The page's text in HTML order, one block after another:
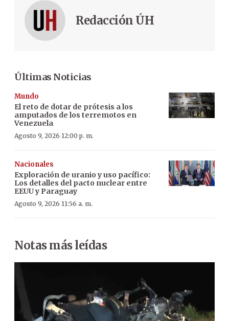
Redacción ÚH
Últimas Noticias
Mundo
El reto de dotar de prótesis a los
amputados de los terremotos en
Venezuela
Agosto 9, 2026 12:00 p. m.
Nacionales
Exploración de uranio y uso pacífico:
Los detalles del pacto nuclear entre
EEUU y Paraguay
Agosto 9, 2026 11:56 a. m.
Notas más leídas